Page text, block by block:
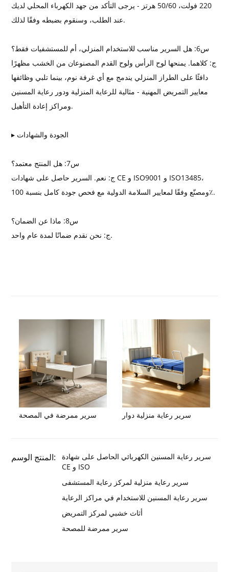
220 فولت، 50/60 هرتز - يرجى التأكد من جهد الكهرباء المحلي لديك
عند الطلب، وسنقوم بضبطه وفقًا لذلك.
ج: كلاهما. يمنحها لوح الرأس ولوح القدم المصنوعان من الخشب مظهرًا
دافئًا على الطراز المنزلي يندمج مع أي غرفة نوم، بينما تلبي وظائفها
معايير التمريض المهنية - مثالية للرعاية المنزلية ودور رعاية المسنين
ومراكز إعادة التأهيل.
▸ الجودة والشهادات
ج: نعم. السرير حاصل على شهادات CE و ISO9001 و ISO13485،
ومصنّع وفقًا لمعايير السلامة الدولية مع فحص جودة كامل بنسبة 100٪.
ج: نحن نقدم ضمانًا لمدة عام واحد.
سرير ممرضة في المصحة سرير رعاية منزلية دوار
المنتج الوسم:
سرير رعاية المسنين الكهربائي الحاصل على شهادة
CE و ISO
سرير رعاية منزلية لمركز رعاية المستشفى
سرير رعاية المسنين للاستخدام في مراكز الرعاية
أثاث خشبي لمركز التمريض
سرير ممرضة للمصحة